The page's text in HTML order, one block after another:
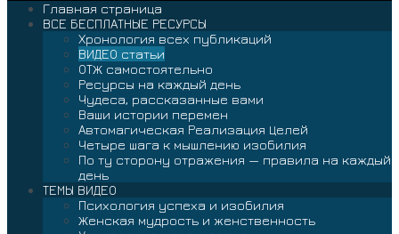
Главная страница
ВСЕ БЕСПЛАТНЫЕ РЕСУРСЫ
Хронология всех публикаций
ВИДЕО статьи
ОТЖ самостоятельно
Ресурсы на каждый день
Чудеса, рассказанные вами
Ваши истории перемен
Автомагическая Реализация Целей
Четыре шага к мышлению изобилия
По ту сторону отражения — правила на каждый
день
ТЕМЫ ВИДЕО
Психология успеха и изобилия
Женская мудрость и женственность